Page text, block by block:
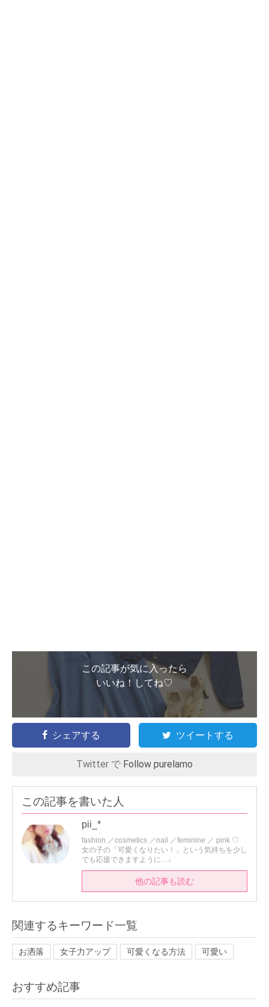
この記事が気に入ったら
いいね！してね♡
シェアする ツイートする
Twitter で Follow purelamo
この記事を書いた人
pii_*
fashion ／cosmetics ／nail ／feminine ／ pink ♡
女の子の「可愛くなりたい！」という気持ちを少し
でも応援できますように…♩
他の記事も読む
関連するキーワード一覧
お洒落 女子力アップ 可愛くなる方法 可愛い
おすすめ記事